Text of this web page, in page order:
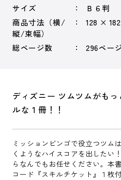
サイズ
Ｂ６判
商品寸法（横/
縦/束幅）
128 ×
総ページ数 296ページ
ディズニー ツムツムがも
ルな１冊！！
ミッションビンゴで役立つツ
くようなハイスコアを出した
らなんでもお任せください。本
コード『スキルチケット』１枚付